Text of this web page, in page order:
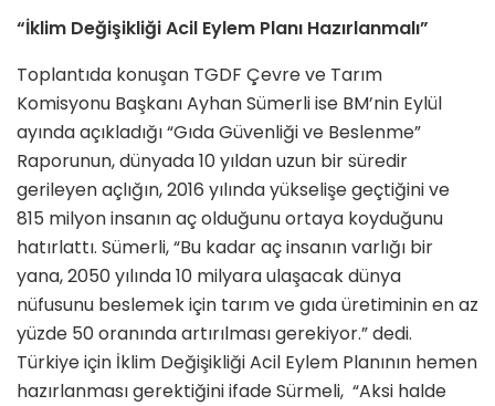
“İklim Değişikliği Acil Eylem Planı Hazırlanmalı”
Toplantıda konuşan TGDF Çevre ve Tarım
Komisyonu Başkanı Ayhan Sümerli ise BM’nin Eylül
ayında açıkladığı “Gıda Güvenliği ve Beslenme”
Raporunun, dünyada 10 yıldan uzun bir süredir
gerileyen açlığın, 2016 yılında yükselişe geçtiğini ve
815 milyon insanın aç olduğunu ortaya koyduğunu
hatırlattı. Sümerli, “Bu kadar aç insanın varlığı bir
yana, 2050 yılında 10 milyara ulaşacak dünya
nüfusunu beslemek için tarım ve gıda üretiminin en az
yüzde 50 oranında artırılması gerekiyor.” dedi.
Türkiye için İklim Değişikliği Acil Eylem Planının hemen
hazırlanması gerektiğini ifade Sürmeli, “Aksi halde